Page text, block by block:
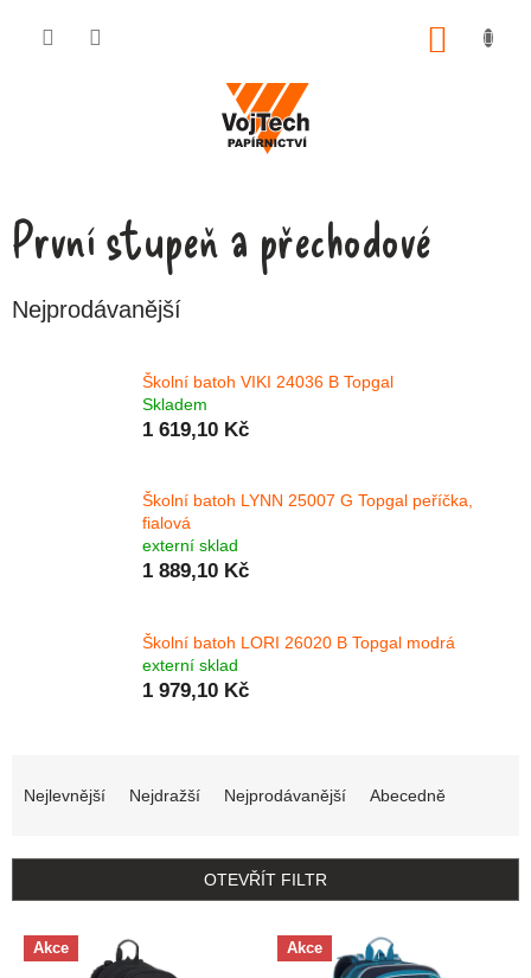
První stupeň a přechodové
Nejprodávanější
Školní batoh VIKI 24036 B Topgal
Skladem
1 619,10 Kč
Školní batoh LYNN 25007 G Topgal peříčka,
fialová
externí sklad
1 889,10 Kč
Školní batoh LORI 26020 B Topgal modrá
externí sklad
1 979,10 Kč
Nejlevnější Nejdražší Nejprodávanější Abecedně
OTEVŘÍT FILTR
Výpis produktů
Akce Akce